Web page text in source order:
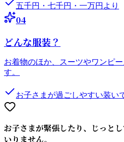
五千円・七千円・一万円より
04
どんな服装？
お着物のほか、スーツやワンピ
す。
お子さまが過ごしやすい装い
お子さまが緊張したり、じっと
いりません。